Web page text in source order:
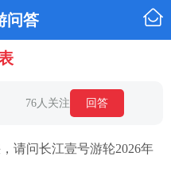
问答 
76人关注 回答
请问长江壹号游轮2026年